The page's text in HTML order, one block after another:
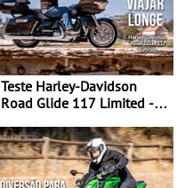
Teste Harley-Davidson
Road Glide 117 Limited - A